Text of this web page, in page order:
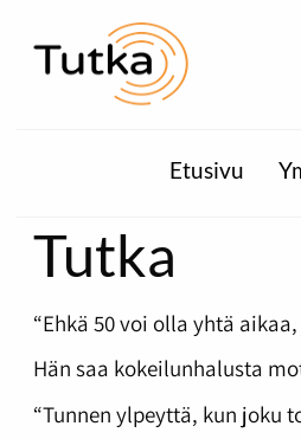
Etusivu
Tutka
“Ehkä 50 voi olla yhtä
Hän saa kokeilunhalusta
“Tunnen ylpeyttä, kun joku